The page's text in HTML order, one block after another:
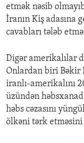
etmək nəsib
İranın Kiş adasına
cavabları tələb
Digər amerikalılar
Onlardan biri Bəkir
iranlı-amerikalını
üzündən
həbs cəzasını
ölkəni tərk etməsini